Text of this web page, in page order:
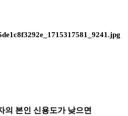
의 본인 신용도가 낮으면